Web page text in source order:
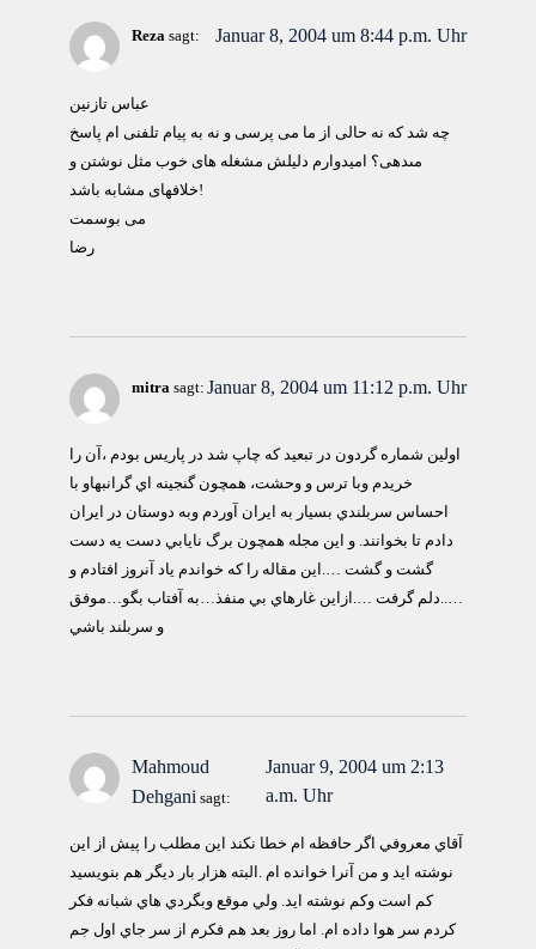
Reza sagt: Januar 8, 2004 um 8:44 p.m. Uhr
عباس تازنين
چه شد كه نه حالى از ما مى پرسى و نه به پيام تلفنى ام پاسخ
مىدهى؟ اميدوارم دليلش مشغله هاى خوب مثل نوشتن و
خلافهاى مشابه باشد!
مى بوسمت
رضا
mitra sagt: Januar 8, 2004 um 11:12 p.m. Uhr
اولين شماره گردون در تبعيد كه چاپ شد در پاريس بودم ،آن را
خريدم وبا ترس و وحشت، همچون گنجينه اي گرانبهاو با
احساس سربلندي بسيار به ايران آوردم وبه دوستان در ايران
دادم تا بخوانند. و اين مجله همچون برگ نايابي دست يه دست
گشت و گشت ….اين مقاله را كه خواندم ياد آنروز افتادم و
…..دلم گرفت ….ازاين غارهاي بي منفذ…به آفتاب بگو…موفق
و سربلند باشي
Mahmoud
Dehgani sagt:
Januar 9, 2004 um 2:13
a.m. Uhr
آقاي معروفي اگر حافظه ام خطا نكند اين مطلب را پيش از اين
نوشته ايد و من آنرا خوانده ام .البته هزار بار ديگر هم بنويسيد
كم است وكم نوشته ايد. ولي موقع وبگردي هاي شبانه فكر
كردم سر هوا داده ام. اما روز بعد هم فكرم از سر جاي اول جم